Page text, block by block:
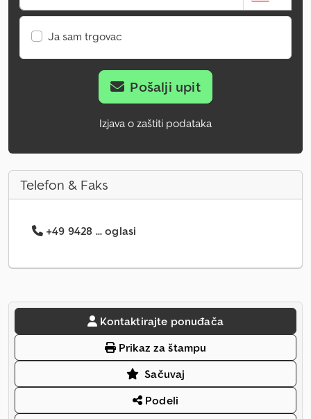
Ja sam trgovac
Pošalji upit
Izjava o zaštiti podataka
Telefon & Faks
+49 9428 ... oglasi
Kontaktirajte ponuđača
Prikaz za štampu
Sačuvaj
Podeli